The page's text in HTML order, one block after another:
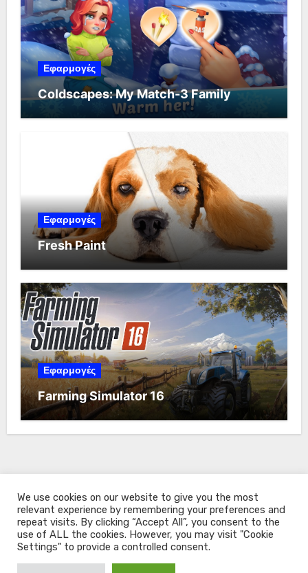
Εφαρμογές
Coldscapes: My Match-3 Family
Εφαρμογές
Fresh Paint
Εφαρμογές
Farming Simulator 16
We use cookies on our website to give you the most
relevant experience by remembering your preferences and
repeat visits. By clicking “Accept All”, you consent to the
use of ALL the cookies. However, you may visit "Cookie
Settings" to provide a controlled consent.